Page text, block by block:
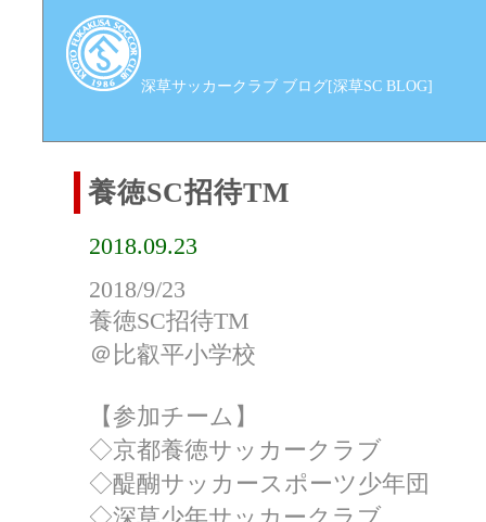
深草サッカークラブ ブログ[深草SC BLOG]
養徳SC招待TM
2018.09.23
2018/9/23
養徳SC招待TM
＠比叡平小学校
【参加チーム】
◇京都養徳サッカークラブ
◇醍醐サッカースポーツ少年団